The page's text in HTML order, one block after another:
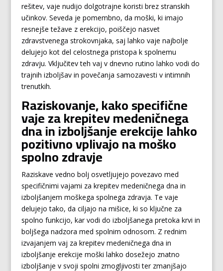
rešitev, vaje nudijo dolgotrajne koristi brez stranskih
učinkov. Seveda je pomembno, da moški, ki imajo
resnejše težave z erekcijo, poiščejo nasvet
zdravstvenega strokovnjaka, saj lahko vaje najbolje
delujejo kot del celostnega pristopa k spolnemu
zdravju. Vključitev teh vaj v dnevno rutino lahko vodi do
trajnih izboljšav in povečanja samozavesti v intimnih
trenutkih.
Raziskovanje, kako specifične
vaje za krepitev medeničnega
dna in izboljšanje erekcije lahko
pozitivno vplivajo na moško
spolno zdravje
Raziskave vedno bolj osvetljujejo povezavo med
specifičnimi vajami za krepitev medeničnega dna in
izboljšanjem moškega spolnega zdravja. Te vaje
delujejo tako, da ciljajo na mišice, ki so ključne za
spolno funkcijo, kar vodi do izboljšanega pretoka krvi in
boljšega nadzora med spolnim odnosom. Z rednim
izvajanjem vaj za krepitev medeničnega dna in
izboljšanje erekcije moški lahko dosežejo znatno
izboljšanje v svoji spolni zmogljivosti ter zmanjšajo